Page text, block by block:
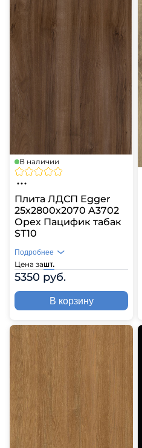
В наличии
Плита ЛДСП Egger
25х2800х2070 A3702
Орех Пацифик табак
ST10
Цена зашт.
5350 руб.
Подробнее
В корзину